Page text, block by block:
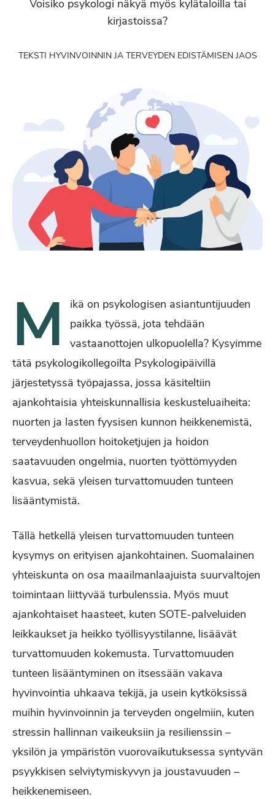
Voisiko psykologi näkyä myös kylätaloilla tai
kirjastoissa?
TEKSTI HYVINVOINNIN JA TERVEYDEN EDISTÄMISEN JAOS
M
ikä on psykologisen asiantuntijuuden
paikka työssä, jota tehdään
vastaanottojen ulkopuolella? Kysyimme
tätä psykologikollegoilta Psykologipäivillä
järjestetyssä työpajassa, jossa käsiteltiin
ajankohtaisia yhteiskunnallisia keskusteluaiheita:
nuorten ja lasten fyysisen kunnon heikkenemistä,
terveydenhuollon hoitoketjujen ja hoidon
saatavuuden ongelmia, nuorten työttömyyden
kasvua, sekä yleisen turvattomuuden tunteen
lisääntymistä.
Tällä hetkellä yleisen turvattomuuden tunteen
kysymys on erityisen ajankohtainen. Suomalainen
yhteiskunta on osa maailmanlaajuista suurvaltojen
toimintaan liittyvää turbulenssia. Myös muut
ajankohtaiset haasteet, kuten SOTE-palveluiden
leikkaukset ja heikko työllisyystilanne, lisäävät
turvattomuuden kokemusta. Turvattomuuden
tunteen lisääntyminen on itsessään vakava
hyvinvointia uhkaava tekijä, ja usein kytköksissä
muihin hyvinvoinnin ja terveyden ongelmiin, kuten
stressin hallinnan vaikeuksiin ja resilienssin –
yksilön ja ympäristön vuorovaikutuksessa syntyvän
psyykkisen selviytymiskyvyn ja joustavuuden –
heikkenemiseen.